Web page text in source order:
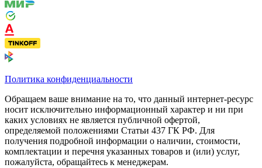
Политика конфиденциальности
Обращаем ваше внимание на то, что данный интернет-ресурс
носит исключительно информационный характер и ни при
каких условиях не является публичной офертой,
определяемой положениями Статьи 437 ГК РФ. Для
получения подробной информации о наличии, стоимости,
комплектации и перечня указанных товаров и (или) услуг,
пожалуйста, обращайтесь к менеджерам.